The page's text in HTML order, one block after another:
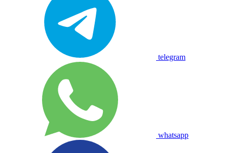
telegram
whatsapp